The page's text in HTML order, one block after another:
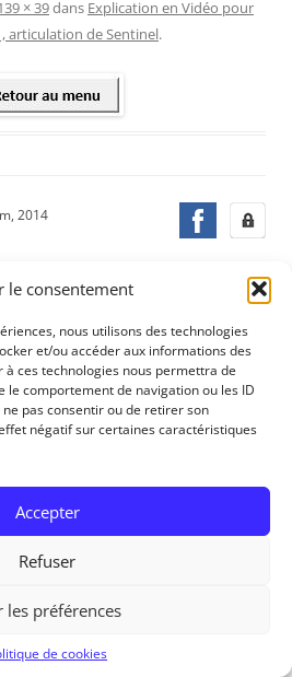
le consentement
nous utilisons des technologies
et/ou accéder aux informations des
ces technologies nous permettra de
le comportement de navigation ou les ID
pas consentir ou de retirer son
négatif sur certaines caractéristiques
Accepter
Refuser
les préférences
de cookies
× 39dans Explication en Vidéo pour
articulation de Sentinel.
2014